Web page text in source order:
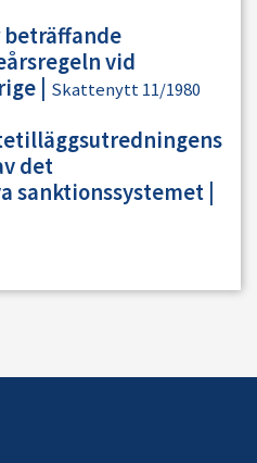
beträffande
vid
Skattenytt 11/1980
det
sanktionssystemet